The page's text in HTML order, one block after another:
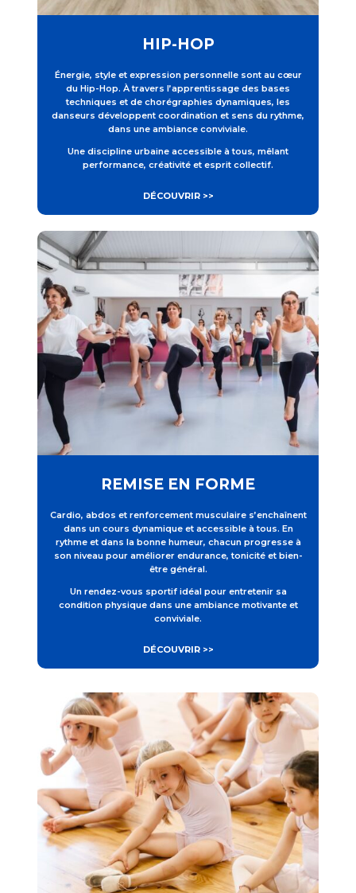
HIP-HOP
Énergie, style et expression personnelle sont au cœur
du Hip-Hop. À travers l’apprentissage des bases
techniques et de chorégraphies dynamiques, les
danseurs développent coordination et sens du rythme,
dans une ambiance conviviale.
Une discipline urbaine accessible à tous, mêlant
performance, créativité et esprit collectif.
DÉCOUVRIR >>
REMISE EN FORME
Cardio, abdos et renforcement musculaire s’enchaînent
dans un cours dynamique et accessible à tous. En
rythme et dans la bonne humeur, chacun progresse à
son niveau pour améliorer endurance, tonicité et bien-
être général.
Un rendez-vous sportif idéal pour entretenir sa
condition physique dans une ambiance motivante et
conviviale.
DÉCOUVRIR >>